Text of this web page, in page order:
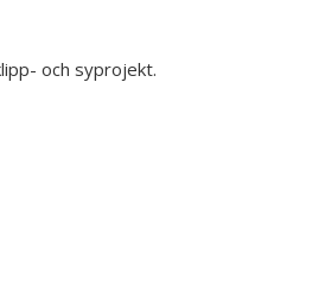
och syprojekt.